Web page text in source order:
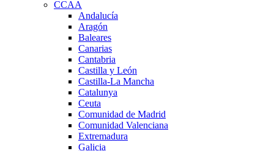
CCAA
Andalucía
Aragón
Baleares
Canarias
Cantabria
Castilla y León
Castilla-La Mancha
Catalunya
Ceuta
Comunidad de Madrid
Comunidad Valenciana
Extremadura
Galicia